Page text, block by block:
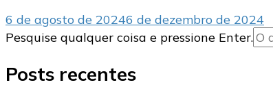
6 de agosto de 20246 de dezembro de 2024
Procurando
Pesquise qualquer coisa e pressione Enter.
Posts recentes